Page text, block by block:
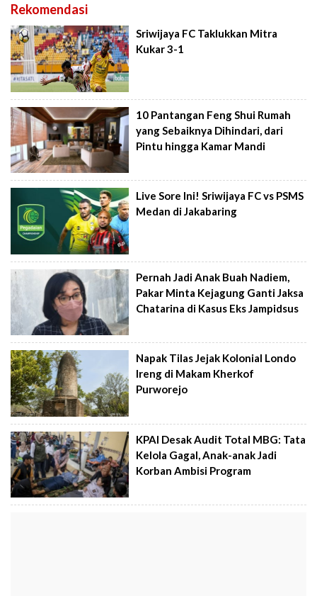
Rekomendasi
Sriwijaya FC Taklukkan Mitra
Kukar 3-1
10 Pantangan Feng Shui Rumah
yang Sebaiknya Dihindari, dari
Pintu hingga Kamar Mandi
Live Sore Ini! Sriwijaya FC vs PSMS
Medan di Jakabaring
Pernah Jadi Anak Buah Nadiem,
Pakar Minta Kejagung Ganti Jaksa
Chatarina di Kasus Eks Jampidsus
Napak Tilas Jejak Kolonial Londo
Ireng di Makam Kherkof
Purworejo
KPAI Desak Audit Total MBG: Tata
Kelola Gagal, Anak-anak Jadi
Korban Ambisi Program